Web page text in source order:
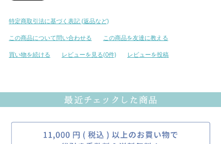
特定商取引法に基づく表記 (返品など)
この商品について問い合わせる
この商品を友達に教える
買い物を続ける
レビューを見る(0件) レビューを投稿